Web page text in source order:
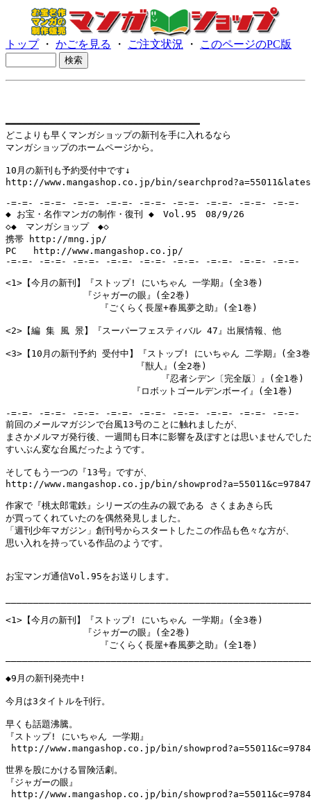
トップ・ かごを見る ・ ご注文状況 ・ このページのPC版
━━━━━━━━━━━━━━━━━━━━━━━━━━━━━━━━━━━
どこよりも早くマンガショップの新刊を手に入れるなら
マンガショップのホームページから。
10月の新刊も予約受付中です↓
http://www.mangashop.co.jp/bin/
-=-=- -=-=- -=-=- -=-=- -=-=- -=-=- -=-=- -=-=- -=-=-
◆ お宝・名作マンガの制作・復刊 ◆　Vol.95　08/9/26
◇◆　マンガショップ　◆◇
携帯 http://mng.jp/
PC   http://www.mangashop.co.jp/
-=-=- -=-=- -=-=- -=-=- -=-=- -=-=- -=-=- -=-=- -=-=-
<1>【今月の新刊】『ストップ! にいちゃん 一学期』(全3巻)
『ジャガーの眼』(全2巻)
                 『ごくらく長屋+春風夢之助』(全1巻)
<2>【編 集 風 景】『スーパーフェスティバル 47』出展情報、他
<3>【10月の新刊予約 受付中】『ストップ! にいちゃん 二学期』(全3
『獣人』(全2巻)
                            『忍者シデン〔完全版〕』(全1巻)
『ロボットゴールデンボーイ』(全1巻)
-=-=- -=-=- -=-=- -=-=- -=-=- -=-=- -=-=- -=-=- -=-=-
前回のメールマガジンで台風13号のことに触れましたが、
まさかメルマガ発行後、一週間も日本に影響を及ぼすとは思いませんでし
すいぶん変な台風だったようです。
そしてもう一つの『13号』ですが、
http://www.mangashop.co.jp/bin/
作家で『桃太郎電鉄』シリーズの生みの親である さくまあきら氏
が買ってくれていたのを偶然発見しました。
「週刊少年マガジン」創刊号からスタートしたこの作品も色々な方が、
思い入れを持っている作品のようです。
お宝マンガ通信Vol.95をお送りします。
<1>【今月の新刊】『ストップ! にいちゃん 一学期』(全3巻)
『ジャガーの眼』(全2巻)
                 『ごくらく長屋+春風夢之助』(全1巻)
◆9月の新刊発売中!
今月は3タイトルを刊行。
早くも話題沸騰。
『ストップ! にいちゃん 一学期』
http://www.mangashop.co.jp/bin/
世界を股にかける冒険活劇。
『ジャガーの眼』
http://www.mangashop.co.jp/bin/